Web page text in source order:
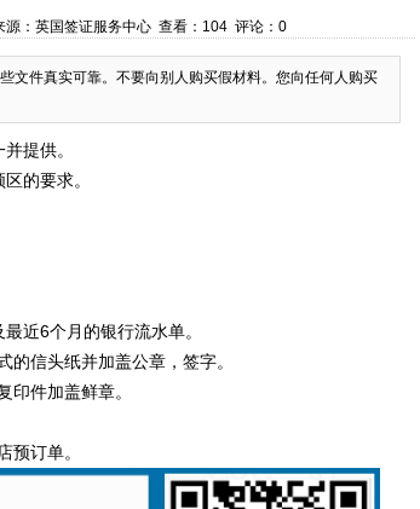
：英国签证服务中心 查看：104 评论：0
文件真实可靠。不要向别人购买假材料。您向任何人购买
提供。
的要求。
近6个月的银行流水单。
信头纸并加盖公章，签字。
件加盖鲜章。
预订单。